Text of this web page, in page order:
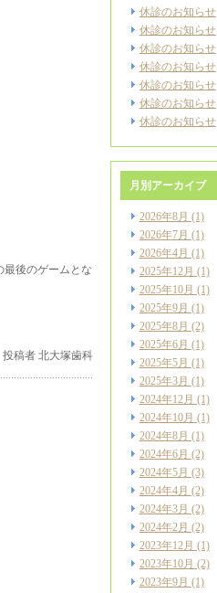
最後のゲームとな
投稿者 北大塚歯科
休診のお知らせ
休診のお知らせ
休診のお知らせ
休診のお知らせ
休診のお知らせ
休診のお知らせ
休診のお知らせ
月別アーカイブ
2026年8月 (1)
2026年7月 (1)
2026年4月 (1)
2025年12月 (1)
2025年10月 (1)
2025年9月 (1)
2025年8月 (2)
2025年6月 (1)
2025年5月 (1)
2025年3月 (1)
2024年12月 (1)
2024年10月 (1)
2024年8月 (1)
2024年6月 (2)
2024年5月 (3)
2024年4月 (2)
2024年3月 (2)
2024年2月 (2)
2023年12月 (1)
2023年10月 (2)
2023年9月 (1)